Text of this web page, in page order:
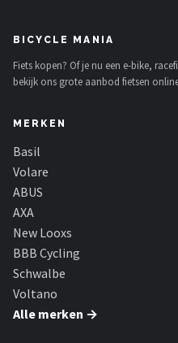
BICYCLE MANIA
Fiets kopen? Of je nu een e-bike,
bekijk ons grote aanbod fietsen
MERKEN
Basil
Volare
ABUS
AXA
New Looxs
BBB Cycling
Schwalbe
Voltano
Alle merken →